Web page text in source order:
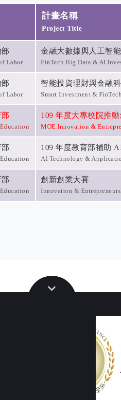
計畫名稱
Project Title
Labor
金融大數據與人工智
FinTech Big Data & AI
Labor
智能投資理財與金融
Smart Investment &
109 年度大專校院推
MOE Innovation &
109 年度教育部補助
AI Technology &
創新創業大賽
Innovation &